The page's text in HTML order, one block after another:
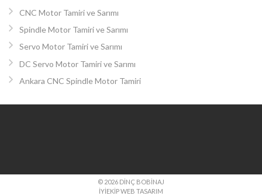
CNC Motor Tamiri ve Sarımı
Spindle Motor Tamiri ve Sarımı
Servo Motor Tamiri ve Sarımı
DC Servo Motor Tamiri ve Sarımı
Ankara CNC Spindle Motor Tamiri
© 2026 DINÇ BOBINAJ
İYIEKIP WEB TASARIM